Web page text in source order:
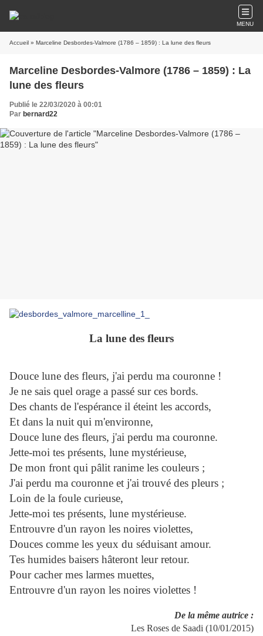
MENU
Accueil » Marceline Desbordes-Valmore (1786 – 1859) : La lune des fleurs
Marceline Desbordes-Valmore (1786 – 1859) : La
lune des fleurs
Publié le 22/03/2020 à 00:01
Par bernard22
La lune des fleurs
Douce lune des fleurs, j'ai perdu ma couronne !
Je ne sais quel orage a passé sur ces bords.
Des chants de l'espérance il éteint les accords,
Et dans la nuit qui m'environne,
Douce lune des fleurs, j'ai perdu ma couronne.
Jette-moi tes présents, lune mystérieuse,
De mon front qui pâlit ranime les couleurs ;
J'ai perdu ma couronne et j'ai trouvé des pleurs ;
Loin de la foule curieuse,
Jette-moi tes présents, lune mystérieuse.
Entrouvre d'un rayon les noires violettes,
Douces comme les yeux du séduisant amour.
Tes humides baisers hâteront leur retour.
Pour cacher mes larmes muettes,
Entrouvre d'un rayon les noires violettes !
De la même autrice :
Les Roses de Saadi (10/01/2015)